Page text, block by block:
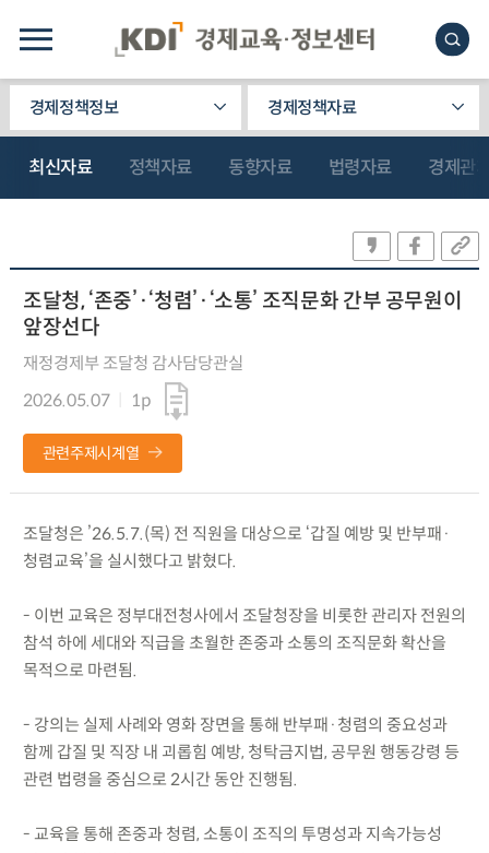
경제정책정보 경제정책자료
최신자료 정책자료 동향자료 법령자료 경제관
조달청, ‘존중’·‘청렴’·‘소통’ 조직문화 간부 공무원이
앞장선다
재정경제부 조달청 감사담당관실
2026.05.07
1p
관련주제시계열
조달청은 ’26.5.7.(목) 전 직원을 대상으로 ‘갑질 예방 및 반부패·
청렴교육’을 실시했다고 밝혔다.
- 이번 교육은 정부대전청사에서 조달청장을 비롯한 관리자 전원의
참석 하에 세대와 직급을 초월한 존중과 소통의 조직문화 확산을
목적으로 마련됨.
- 강의는 실제 사례와 영화 장면을 통해 반부패·청렴의 중요성과
함께 갑질 및 직장 내 괴롭힘 예방, 청탁금지법, 공무원 행동강령 등
관련 법령을 중심으로 2시간 동안 진행됨.
- 교육을 통해 존중과 청렴, 소통이 조직의 투명성과 지속가능성